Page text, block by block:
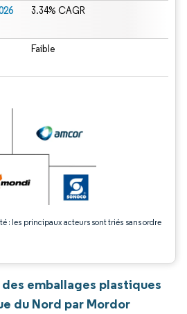
3.34% CAGR
Faible
: les principaux acteurs sont triés sans ordre
La réutilisation nécessite une attribution sous CC
emballages plastiques
du Nord par Mordor